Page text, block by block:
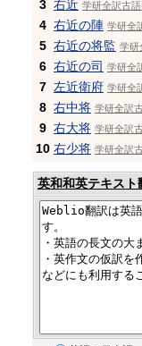
3 右近 学研全訳古
4 右近の陣 学研全
5 右近の将監 学研
6 右近の司 学研全
7 左近衛府 学研全
8 右中将 学研全訳
9 右大将 学研全訳
10 右少将 学研全訳
英和和英テキスト